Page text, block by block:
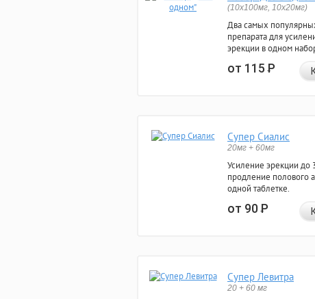
(10x100мг, 10x20мг)
Два самых
препарата для
эрекции в одном
от 115Р
Супер Сиалис
20мг + 60мг
Усиление эрекции до
продление полового
одной таблетке.
от 90Р
Супер Левитра
20 + 60 мг